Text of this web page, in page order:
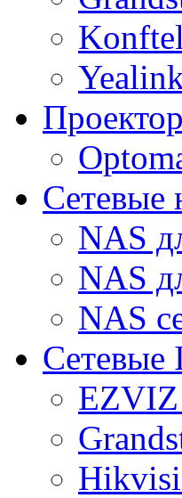
Сетевые
NAS
NAS
NAS
Сетевые